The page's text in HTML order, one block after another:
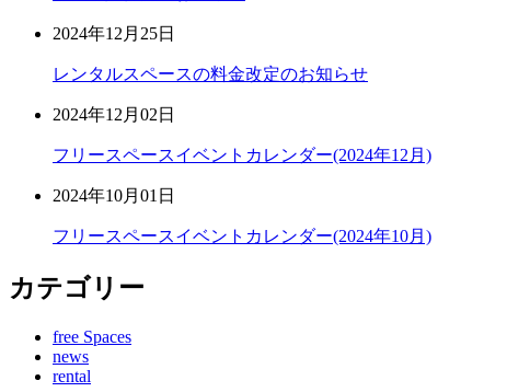
2024年12月25日
レンタルスペースの料金改定のお知らせ
2024年12月02日
フリースペースイベントカレンダー(2024年12月)
2024年10月01日
フリースペースイベントカレンダー(2024年10月)
カテゴリー
free Spaces
news
rental